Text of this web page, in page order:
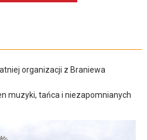
organizacji z Braniewa
muzyki, tańca i niezapomnianych